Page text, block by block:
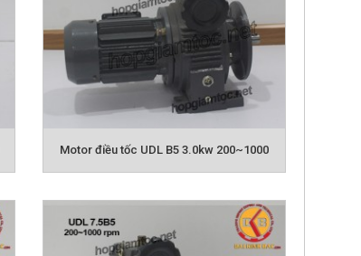
Motor điều tốc UDL B5 3.0kw 200~1000